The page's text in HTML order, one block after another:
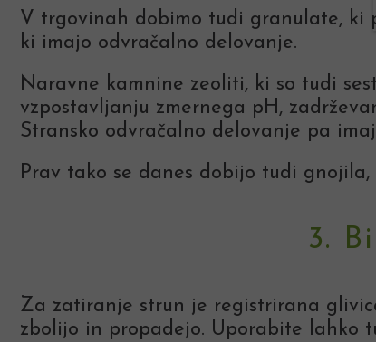
V trgovinah dobimo tudi granulate, ki
ki imajo odvračalno delovanje.
Naravne kamnine zeoliti, ki so tudi
vzpostavljanju zmernega pH,
Stransko odvračalno delovanje pa
Prav tako se danes dobijo tudi
3.
Za zatiranje strun je registrirana
zbolijo in propadejo. Uporabite lahko